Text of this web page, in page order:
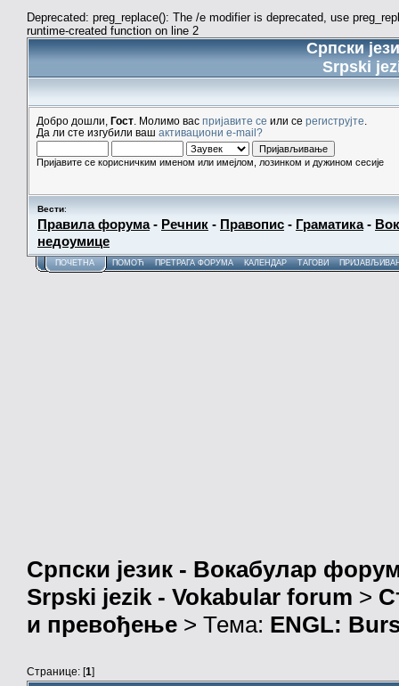
Deprecated: preg_replace(): The /e modifier is deprecated, use
runtime-created function on line 2
Српски
Srpski
Добро дошли, Гост . Молимо вас пријавите се или се региструјте
Да ли сте изгубили ваш активациони e-mail?
Пријавите се корисничким именом или имејлом, лозинком и дужином сесије
Вести:
Правила форума- Речник - Правопис - Граматика-
недоумице
ПОЧЕТНА ПОМОЋ ПРЕТРАГА ФОРУМА КАЛЕНДАР ТАГОВИ
Српски језик - Вокабулар
Srpski jezik - Vokabular forum >
и превођење > Тема: ENGL:
Странице: [1]